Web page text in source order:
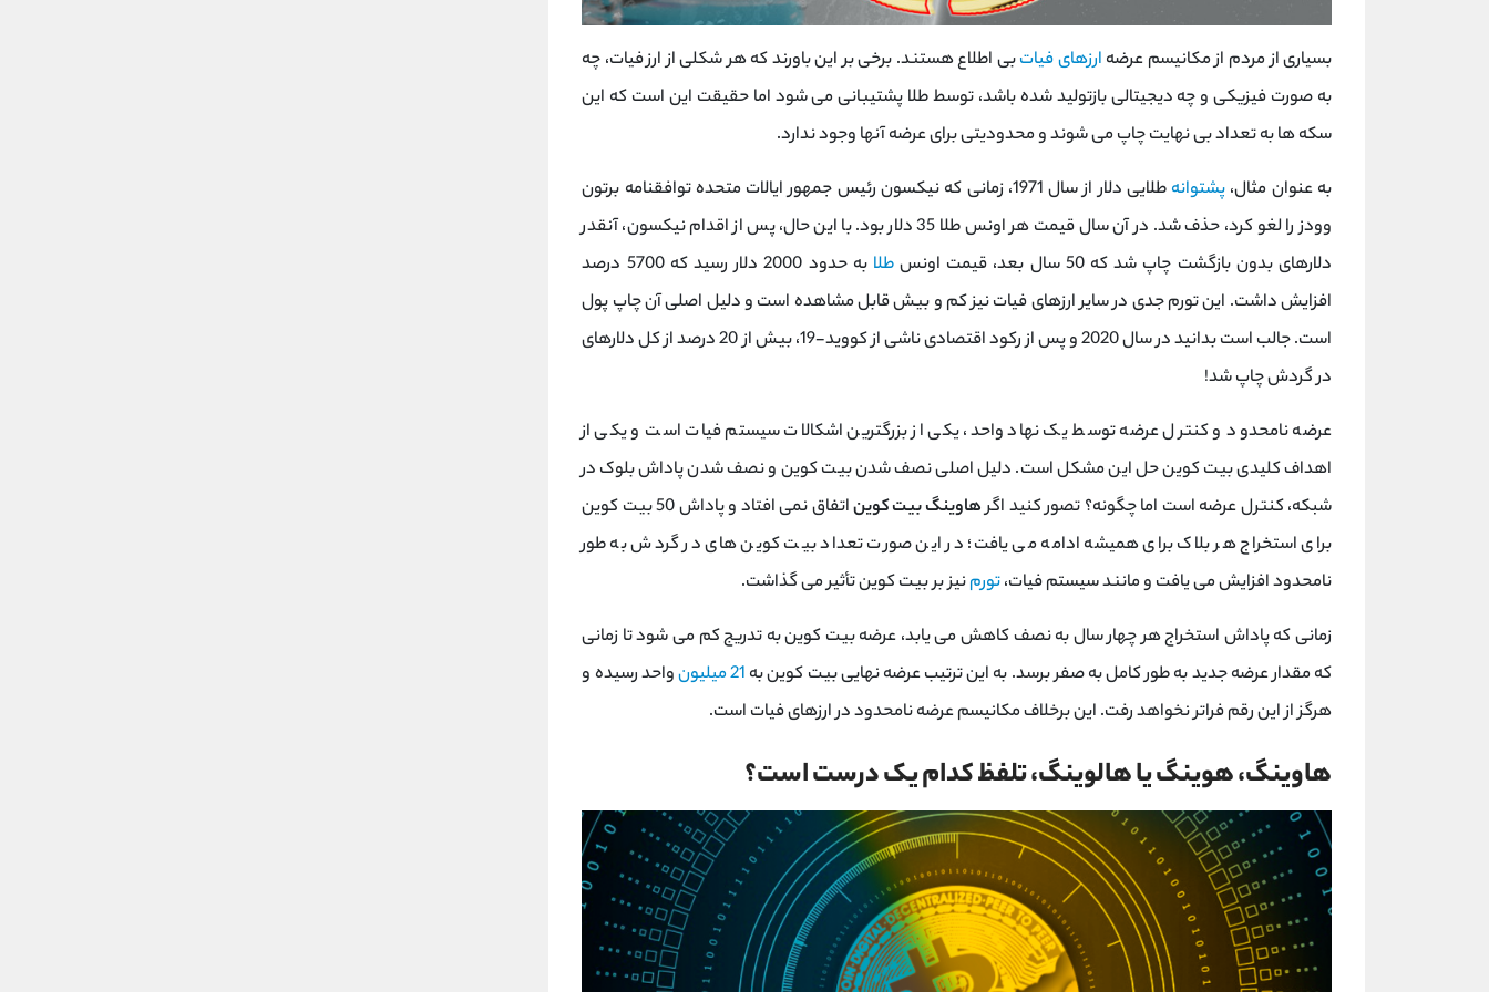
بسیاری از مردم از مکانیسم عرضه ارزهای فیاتبی اطلاع هستند. برخی بر این باورند که هر شکلی از ارز فیات، چه
به صورت فیزیکی و چه دیجیتالی بازتولید شده باشد، توسط طلا پشتیبانی می شود اما حقیقت این است که این
سکه ها به تعداد بی نهایت چاپ می شوند و محدودیتی برای عرضه آنها وجود ندارد.
به عنوان مثال، پشتوانه
طلایی دلار از سال 1971، زمانی که نیکسون رئیس جمهور ایالات متحده توافقنامه برتون
وودز را لغو کرد، حذف شد. در آن سال قیمت هر اونس طلا 35 دلار بود. با این حال، پس از اقدام نیکسون، آنقدر
دلارهای بدون بازگشت چاپ شد که 50 سال بعد، قیمت اونس
طلا
به حدود 2000 دلار رسید که 5700 درصد
افزایش داشت. این تورم جدی در سایر ارزهای فیات نیز کم و بیش قابل مشاهده است و دلیل اصلی آن چاپ پول
است. جالب است بدانید در سال 2020 و پس از رکود اقتصادی ناشی از کووید-19، بیش از 20 درصد از کل دلارهای
در گردش چاپ شد!
عرضه نامحدود و کنترل عرضه توسط یک نهاد واحد، یکی از بزرگترین اشکالات سیستم فیات است و یکی از
اهداف کلیدی بیت کوین حل این مشکل است. دلیل اصلی نصف شدن بیت کوین و نصف شدن پاداش بلوک در
شبکه، کنترل عرضه است اما چگونه؟ تصور کنید اگرهاوینگ بیت کوین
اتفاق نمی افتاد و پاداش 50 بیت کوین
برای استخراج هر بلاک برای همیشه ادامه می یافت؛ در این صورت تعداد بیت کوین های در گردش به طور
نامحدود افزایش می یافت و مانند سیستم فیات،تورمنیز بر بیت کوین تأثیر می گذاشت.
زمانی که پاداش استخراج هر چهار سال به نصف کاهش می یابد، عرضه بیت کوین به تدریج کم می شود تا زمانی
که مقدار عرضه جدید به طور کامل به صفر برسد. به این ترتیب عرضه نهایی بیت کوین به 21 میلیون
واحد رسیده و
هرگز از این رقم فراتر نخواهد رفت. این برخلاف مکانیسم عرضه نامحدود در ارزهای فیات است.
هاوینگ، هوینگ یا هالوینگ، تلفظ کدام یک درست است؟